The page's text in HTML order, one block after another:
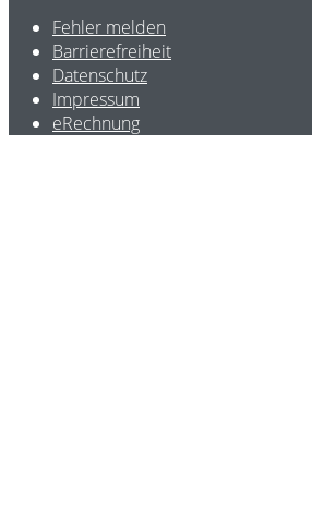
Fehler melden
Barrierefreiheit
Datenschutz
Impressum
eRechnung